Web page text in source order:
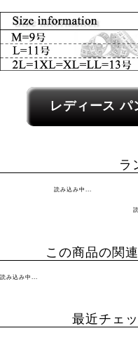
レディース関連カテゴリーへのリ
レディース パ
ラ
読み込み中...
この商品の関
読み込み中...
最近チェ